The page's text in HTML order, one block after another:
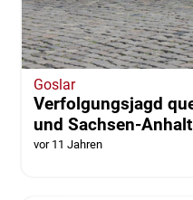
Goslar
Verfolgungsjagd
und Sachsen-Anhalt
vor 11 Jahren